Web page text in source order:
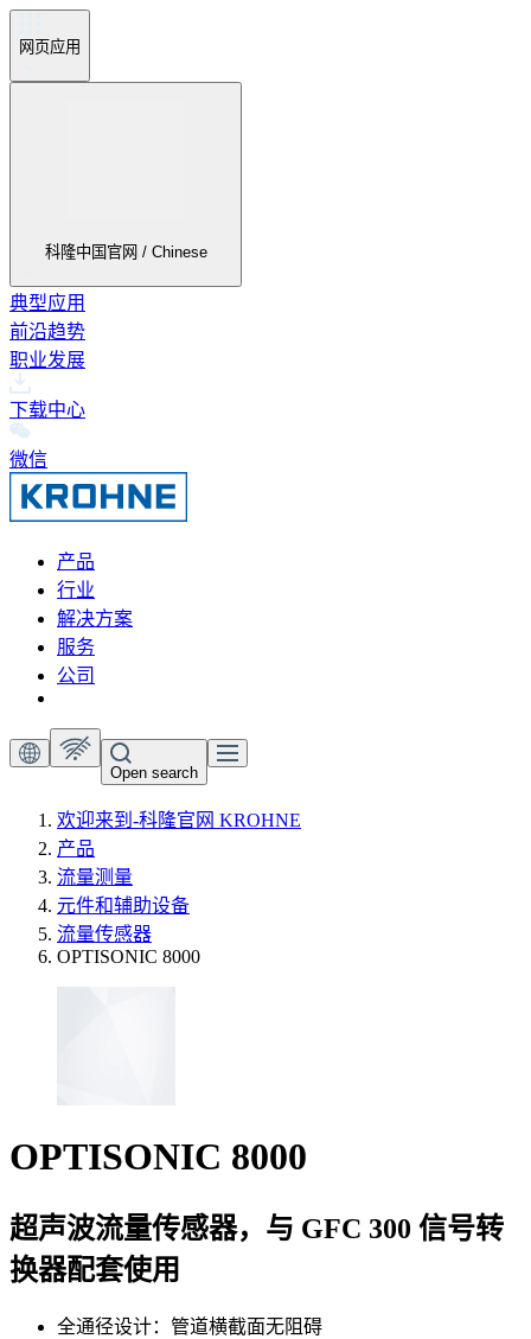
网页应用
科隆中国官网 / Chinese
典型应用
前沿趋势
职业发展
下载中心
微信
产品
行业
解决方案
服务
公司
Open search
欢迎来到-科隆官网 KROHNE
产品
流量测量
元件和辅助设备
流量传感器
OPTISONIC 8000
OPTISONIC 8000
超声波流量传感器，与 GFC 300 信号转
换器配套使用
全通径设计：管道横截面无阻碍